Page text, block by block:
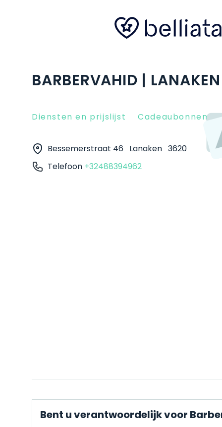
BARBERVAHID | LANAKEN
Diensten en prijslijst Cadeaubonnen
Bessemerstraat 46 Lanaken 3620
Telefoon +32488394962
Bent u verantwoordelijk voor